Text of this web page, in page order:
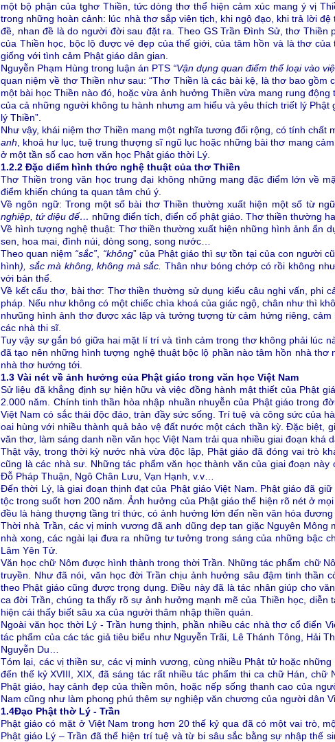
một bộ phận của tghơ Thiền, tức dòng thơ thể hiện cảm xúc mang ý vị
trong những hoàn cảnh: lúc nhà thơ sắp viên tịch, khi ngộ đạo, khi trả lời
đề, nhan đề là do người đời sau đặt ra. Theo GS Trần Đình Sử, thơ Thiền
của Thiền học, bộc lộ được vẻ đẹp của thế giới, của tâm hồn và là thơ
giống với tình cảm Phật giáo dân gian.
Nguyễn Phạm Hùng trong luận án PTS “Vận dụng quan điểm thể loại vào
quan niệm về thơ Thiền như sau: “Thơ Thiền là các bài kệ, là thơ bao
một bài học Thiền nào đó, hoặc vừa ảnh hưởng Thiền vừa mang rung
của cả những người không tu hành nhưng am hiểu và yêu thích triết lý
lý Thiền”.
Như vậy, khái niệm thơ Thiền mang một nghĩa tương đối rộng, có tính chất
anh , khoá hư lục, tuệ trung thượng sĩ ngũ lục hoặc những bài thơ mang
ở một tần số cao hơn văn học Phật giáo thời Lý.
1.2.2 Đặc diểm hình thức nghệ thuật của thơ Thiền
Thơ Thiền trong văn học trung đại không những mang đặc điểm lớn về
điểm khiến chúng ta quan tâm chú ý.
Về ngôn ngữ: Trong một số bài thơ Thiền thường xuất hiện một số từ
nghiệp, tứ diệu đế… những điển tích, điển cố phật giáo. Thơ thiền thường
Về hình tượng nghệ thuật: Thơ thiền thường xuất hiện những hình ảnh ẩn
sen, hoa mai, đình núi, dòng song, song nước…
Theo quan niệm “sắc” “không” của Phật giáo thì sự tồn tại của con người
hình), sắc mà không, không mà sắc. Thân như bóng chớp có rồi không
với bản thể.
Về kết cấu thơ, bài thơ: Thơ thiền thường sử dụng kiểu câu nghi vấn, phi
pháp. Nếu như không có một chiếc chìa khoá của giác ngộ, chân như thì
nhưũng hình ảnh thơ được xác lập và tưởng tượng từ cảm hứng riêng,
các nhà thi sĩ.
Tuy vậy sự gắn bó giữa hai mặt lí trí và tình cảm trong thơ không phải lúc
đã tạo nên những hình tượng nghệ thuật bộc lộ phần nào tâm hồn nhà
nhà thơ hướng tới.
1.3 Vài nét về ảnh hưởng của Phật giáo trong văn học Việt Nam
Sử liệu đã khẳng định sự hiện hữu và việc đồng hành mật thiết của Phật
2.000 năm. Chính tinh thần hòa nhập nhuần nhuyễn của Phật giáo trong
Việt Nam có sắc thái độc đáo, tràn đầy sức sống. Trí tuệ và công sức của
oai hùng với nhiều thành quả bảo vệ đất nước một cách thần kỳ. Đặc biệt,
văn thơ, làm sáng danh nền văn học Việt Nam trải qua nhiều giai đoạn khá
Thật vậy, trong thời kỳ nước nhà vừa độc lập, Phật giáo đã đóng vai trò
cũng là các nhà sư. Những tác phẩm văn học thành văn của giai đoạn
Đỗ Pháp Thuận, Ngô Chân Lưu, Vạn Hạnh, v.v…
Đến thời Lý, là giai đoạn thịnh đạt của Phật giáo Việt Nam. Phật giáo đã
tộc trong suốt hơn 200 năm. Ảnh hưởng của Phật giáo thể hiện rõ nét ở
đều là hàng thượng tầng trí thức, có ảnh hưởng lớn đến nền văn hóa
Thời nhà Trần, các vị minh vương đã anh dũng dẹp tan giặc Nguyên
nhà xong, các ngài lại đưa ra những tư tưởng trong sáng của những bậc
Lâm Yên Tử.
Văn học chữ Nôm được hình thành trong thời Trần. Những tác phẩm chữ
truyền. Như đã nói, văn học đời Trần chịu ảnh hưởng sâu đậm tinh thần
theo Phật giáo cũng được trọng dụng. Điều này đã là tác nhân giúp cho
ca đời Trần, chúng ta thấy rõ sự ảnh hưởng mạnh mẽ của Thiền học,
hiện cái thấy biết sâu xa của người thâm nhập thiền quán.
Ngoài văn học thời Lý - Trần hưng thịnh, phần nhiều các nhà thơ cổ điển
tác phẩm của các tác giả tiêu biểu như Nguyễn Trãi, Lê Thánh Tông, Hải
Nguyễn Du…
Tóm lại, các vị thiền sư, các vị minh vương, cùng nhiều Phật tử hoặc
đến thế kỷ XVIII, XIX, đã sáng tác rất nhiều tác phẩm thi ca chữ Hán,
Phật giáo, hay cảnh đẹp của thiền môn, hoặc nếp sống thanh cao của
Nam cũng như làm phong phú thêm sự nghiệp văn chương của người dân
1.4Đạo Phật thờ Lý - Trần
Phật giáo có mặt ở Việt Nam trong hơn 20 thế kỷ qua đã có một vai trò,
Phật giáo Lý – Trần đã thể hiện trí tuệ và từ bi sâu sắc bằng sự nhập thế